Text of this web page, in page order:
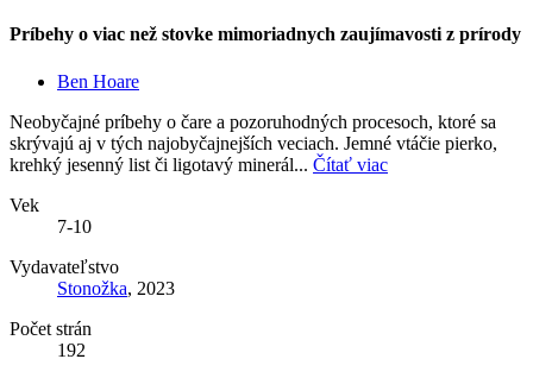
Príbehy o viac než stovke mimoriadnych zaujímavosti z prírody
Ben Hoare
Neobyčajné príbehy o čare a pozoruhodných procesoch, ktoré sa
skrývajú aj v tých najobyčajnejších veciach. Jemné vtáčie pierko,
krehký jesenný list či ligotavý minerál... Čítať viac
Vek
7-10
Vydavateľstvo
Stonožka, 2023
Počet strán
192